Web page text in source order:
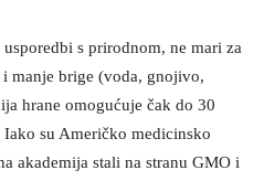
s prirodnom, ne mari za
manje brige (voda, gnojivo,
hrane omogućuje čak do 30
su Američko medicinsko
akademija stali na stranu GMO i